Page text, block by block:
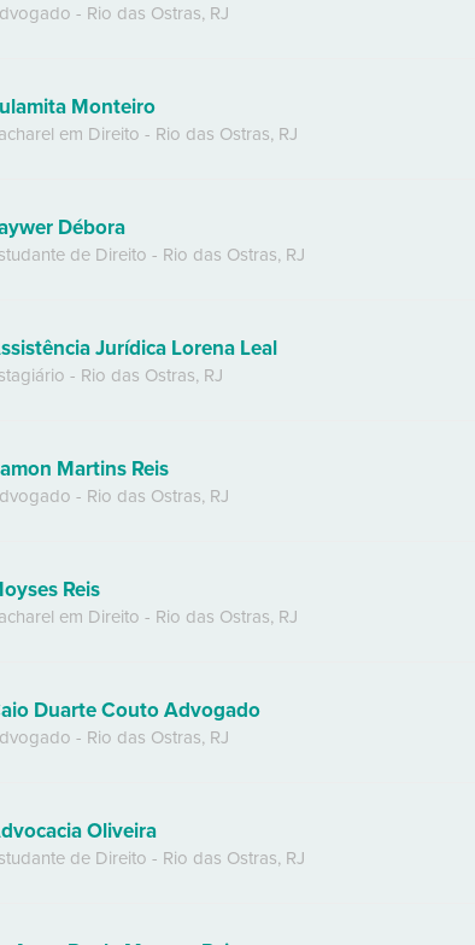
- Rio das Ostras, RJ
Monteiro
em Direito - Rio das Ostras, RJ
Débora
de Direito - Rio das Ostras, RJ
Jurídica Lorena Leal
- Rio das Ostras, RJ
Martins Reis
- Rio das Ostras, RJ
Reis
em Direito - Rio das Ostras, RJ
Duarte Couto Advogado
- Rio das Ostras, RJ
Oliveira
de Direito - Rio das Ostras, RJ